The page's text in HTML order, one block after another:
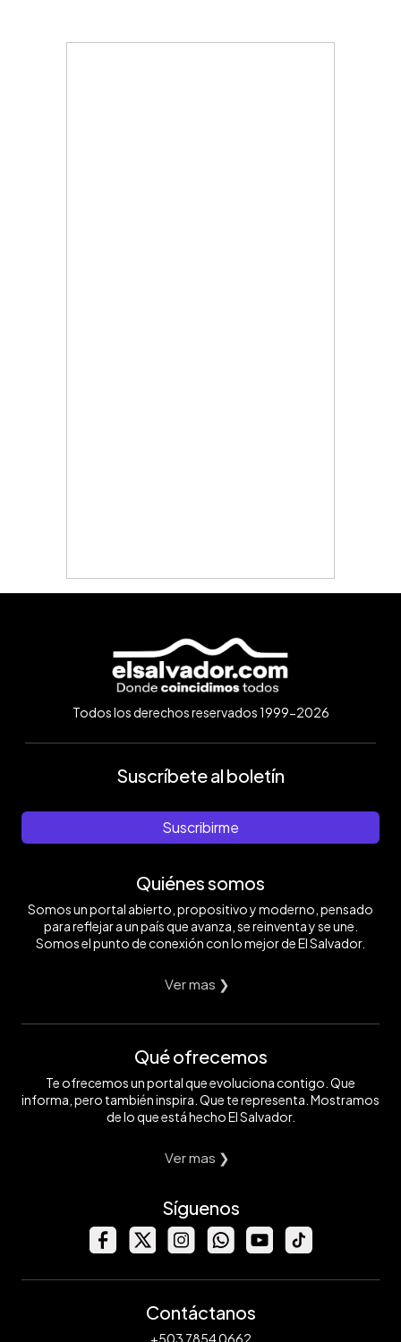
Todos los derechos reservados 1999-2026
Suscríbete al boletín
Suscribirme
Quiénes somos
Somos un portal abierto, propositivo y moderno, pensado
para reflejar a un país que avanza, se reinventa y se une.
Somos el punto de conexión con lo mejor de El Salvador.
Ver mas ❯
Qué ofrecemos
Te ofrecemos un portal que evoluciona contigo. Que
informa, pero también inspira. Que te representa. Mostramos
de lo que está hecho El Salvador.
Ver mas ❯
Síguenos
Contáctanos
+503 7854 0662